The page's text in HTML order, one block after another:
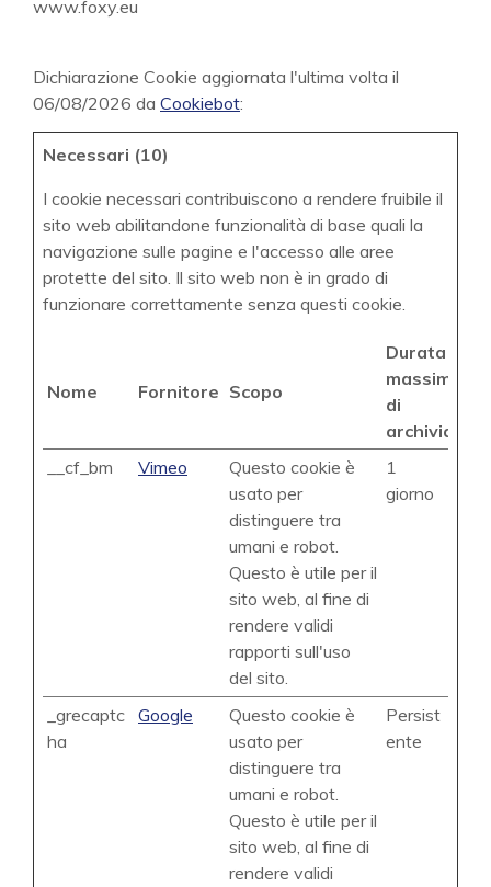
www.foxy.eu
Dichiarazione Cookie aggiornata l'ultima volta il
06/08/2026 da Cookiebot:
Necessari (10)
I cookie necessari contribuiscono a rendere fruibile il
sito web abilitandone funzionalità di base quali la
navigazione sulle pagine e l'accesso alle aree
protette del sito. Il sito web non è in grado di
funzionare correttamente senza questi cookie.
Nome Fornitore Scopo
Durata
massima
di
__cf_bm
Vimeo
Questo cookie è
usato per
distinguere tra
umani e robot.
Questo è utile per il
sito web, al fine di
rendere validi
rapporti sull'uso
del sito.
1
giorno
_grecaptc
ha
Google
Questo cookie è
usato per
distinguere tra
umani e robot.
Questo è utile per il
sito web, al fine di
rendere validi
Persist
ente